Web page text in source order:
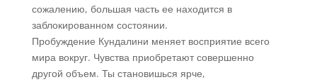
сожалению, большая часть ее находится в
заблокированном состоянии.
Пробуждение Кундалини меняет восприятие всего
мира вокруг. Чувства приобретают совершенно
другой объем. Ты становишься ярче,